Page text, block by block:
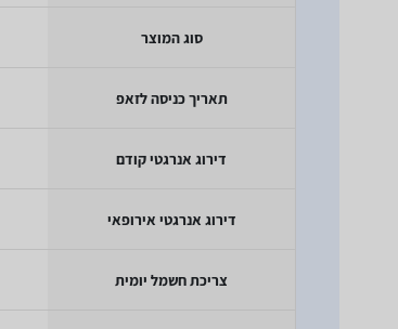
סוג המוצר
תאריך כניסה לזאפ
דירוג אנרגטי קודם
דירוג אנרגטי אירופאי
צריכת חשמל יומית